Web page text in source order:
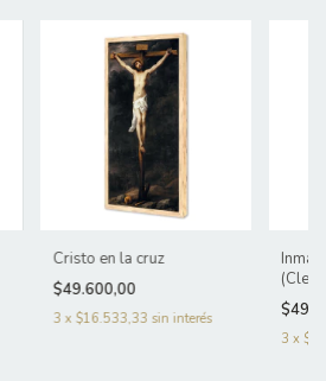
Cristo en la cruz
$49.600,00
3 x $16.533,33 sin interés
3 x